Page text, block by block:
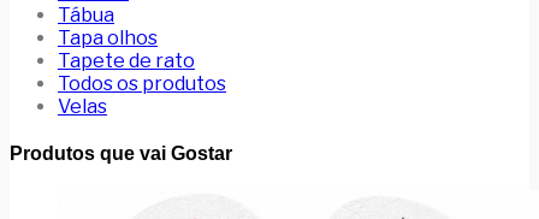
Tábua
Tapa olhos
Tapete de rato
Todos os produtos
Velas
Produtos que vai Gostar